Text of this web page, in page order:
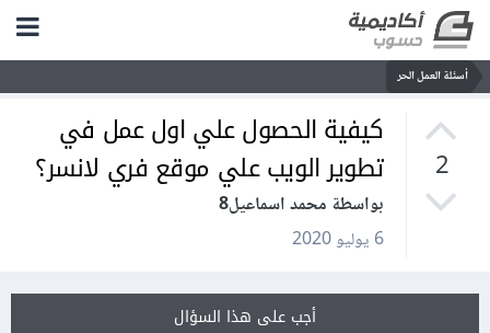
أسئلة العمل الحر
2
كيفية الحصول علي اول عمل في
تطوير الويب علي موقع فري لانسر؟
بواسطة محمد اسماعيل8
6 يوليو 2020
أجب على هذا السؤال